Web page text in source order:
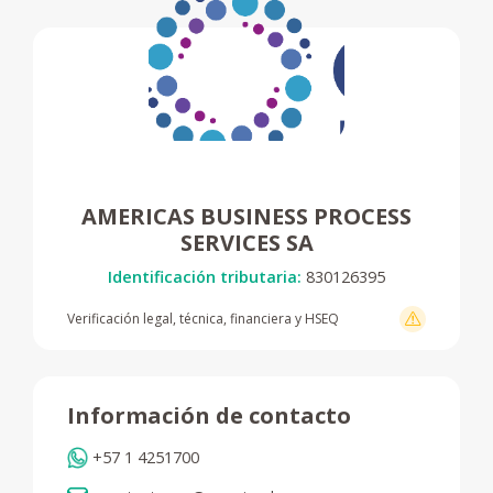
AMERICAS BUSINESS PROCESS
SERVICES SA
Identificación tributaria: 830126395
Verificación legal, técnica, financiera y HSEQ
Información de contacto
+57 1 4251700